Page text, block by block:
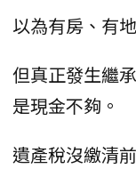
以為有房、有
但真正發生繼
是現金不夠。
遺產稅沒繳清